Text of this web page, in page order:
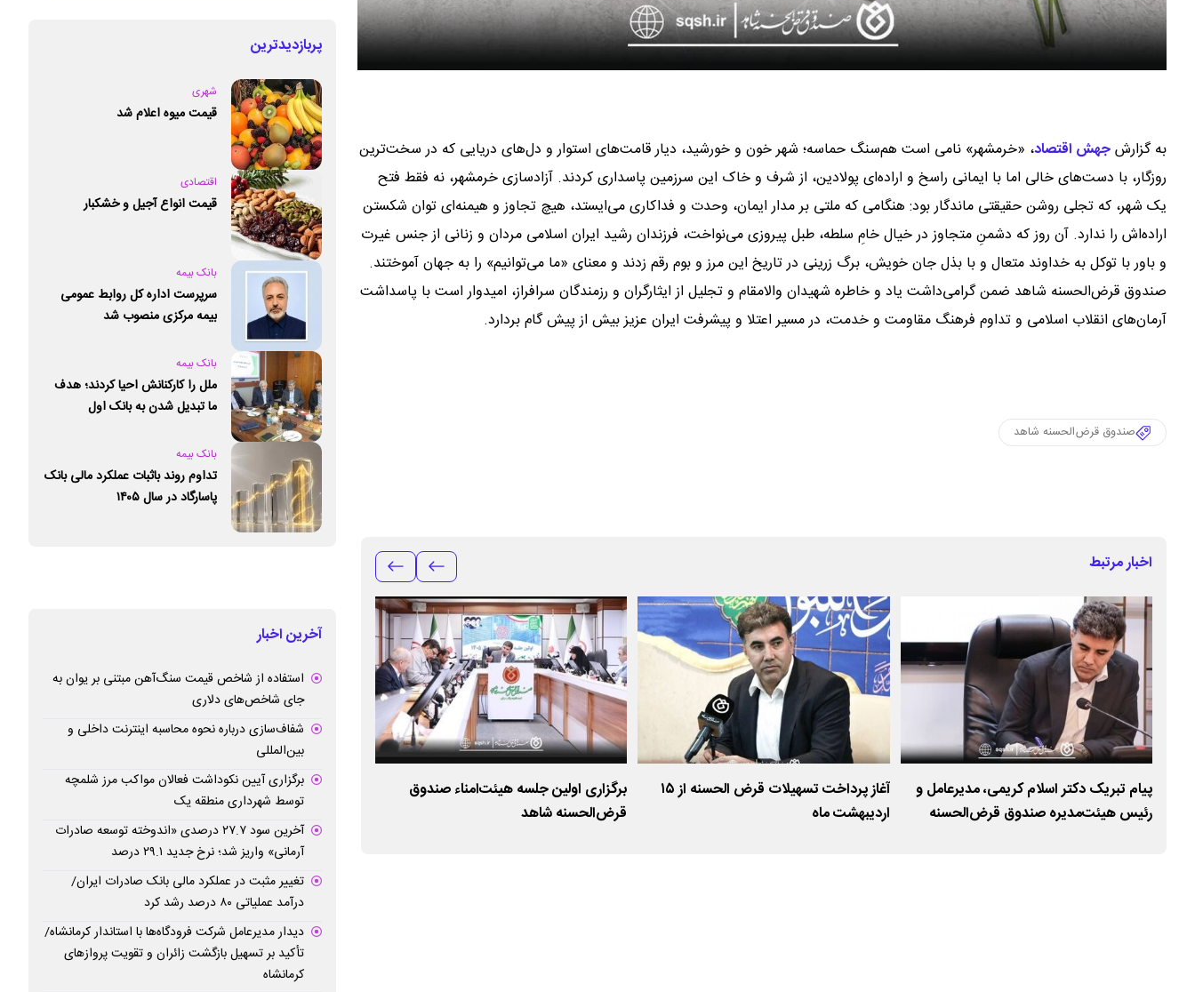
به گزارشجهش اقتصاد، «خرمشهر» نامی است هم‌سنگ حماسه؛ شهر خون و خورشید، دیار قامت‌های استوار و دل‌های دریایی که در سخت‌ترین
روزگار، با دست‌های خالی اما با ایمانی راسخ و اراده‌ای پولادین، از شرف و خاک این سرزمین پاسداری کردند. آزادسازی خرمشهر، نه فقط فتح
یک شهر، که تجلی روشن حقیقتی ماندگار بود: هنگامی که ملتی بر مدار ایمان، وحدت و فداکاری می‌ایستد، هیچ تجاوز و هیمنه‌ای توان شکستن
اراده‌اش را ندارد. آن روز که دشمنِ متجاوز در خیال خامِ سلطه، طبل پیروزی می‌نواخت، فرزندان رشید ایران اسلامی مردان و زنانی از جنس غیرت
و باور با توکل به خداوند متعال و با بذل جان خویش، برگ زرینی در تاریخ این مرز و بوم رقم زدند و معنای «ما می‌توانیم» را به جهان آموختند.‌
صندوق قرض‌الحسنه شاهد ضمن گرامی‌داشت یاد و خاطره شهیدان والامقام و تجلیل از ایثارگران و رزمندگان سرافراز، امیدوار است با پاسداشت
آرمان‌های انقلاب اسلامی و تداوم فرهنگ مقاومت و خدمت، در مسیر اعتلا و پیشرفت ایران عزیز بیش از پیش گام بردارد.
صندوق قرض‌الحسنه شاهد
اخبار مرتبط
پیام تبریک دکتر اسلام کریمی، مدیرعامل و
رئیس هیئت‌مدیره صندوق قرض‌الحسنه
آغاز پرداخت تسهیلات قرض الحسنه از ۱۵
اردیبهشت ماه
برگزاری اولین جلسه هیئت‌امناء صندوق
قرض‌الحسنه شاهد
پرداخت بیش از ۱۰ هزار میلیارد ریال تسهیلات
قرض‌الحسنه در ایام جنگ
لبیک به دعوت
پربازدیدترین
شهری
قیمت میوه اعلام شد
اقتصادی
قیمت انواع آجیل و خشکبار
بانک بیمه
سرپرست اداره کل روابط عمومی
بیمه مرکزی منصوب شد
بانک بیمه
ملل را کارکنانش احیا کردند؛ هدف
ما تبدیل شدن به بانک اول
بانک بیمه
تداوم روند باثبات عملکرد مالی بانک
پاسارگاد در سال ۱۴۰۵
آخرین اخبار
استفاده از شاخص قیمت سنگ‌آهن مبتنی بر یوان به
جای شاخص‌های دلاری
شفاف‌سازی درباره نحوه محاسبه اینترنت داخلی و
بین‌المللی
برگزاری آیین نکوداشت فعالان مواکب مرز شلمچه
توسط شهرداری منطقه یک
آخرین سود ۲۷.۷ درصدی «اندوخته توسعه صادرات
آرمانی» واریز شد؛ نرخ جدید ۲۹.۱ درصد
تغییر مثبت در عملکرد مالی بانک صادرات ایران/
درآمد عملیاتی ۸۰ درصد رشد کرد
دیدار مدیرعامل شرکت فرودگاه‌ها با استاندار کرمانشاه/
تأکید بر تسهیل بازگشت زائران و تقویت پروازهای
کرمانشاه